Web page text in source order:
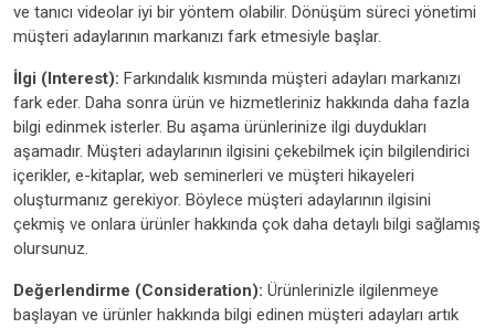
ve tanıcı videolar iyi bir yöntem olabilir. Dönüşüm süreci yönetimi
müşteri adaylarının markanızı fark etmesiyle başlar.
İlgi (Interest): Farkındalık kısmında müşteri adayları markanızı
fark eder. Daha sonra ürün ve hizmetleriniz hakkında daha fazla
bilgi edinmek isterler. Bu aşama ürünlerinize ilgi duydukları
aşamadır. Müşteri adaylarının ilgisini çekebilmek için bilgilendirici
içerikler, e-kitaplar, web seminerleri ve müşteri hikayeleri
oluşturmanız gerekiyor. Böylece müşteri adaylarının ilgisini
çekmiş ve onlara ürünler hakkında çok daha detaylı bilgi sağlamış
olursunuz.
Değerlendirme (Consideration): Ürünlerinizle ilgilenmeye
başlayan ve ürünler hakkında bilgi edinen müşteri adayları artık